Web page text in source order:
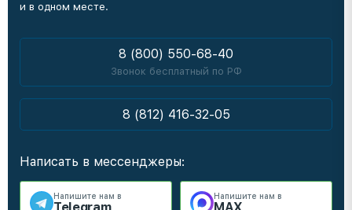
и в одном месте.
8 (800) 550-68-40
Звонок бесплатный по РФ
8 (812) 416-32-05
Написать в мессенджеры:
Напишите нам в Напишите нам в